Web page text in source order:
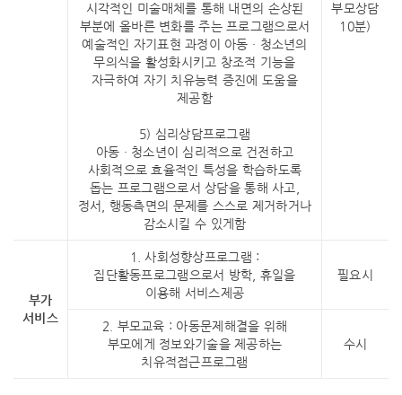
시각적인 미술매체를 통해 내면의 손상된
부분에 올바른 변화를 주는 프로그램으로서
예술적인 자기표현 과정이 아동 · 청소년의
무의식을 활성화시키고 창조적 기능을
자극하여 자기 치유능력 증진에 도움을
제공함
5) 심리상담프로그램
아동 · 청소년이 심리적으로 건전하고
사회적으로 효율적인 특성을 학습하도록
돕는 프로그램으로서 상담을 통해 사고,
정서, 행동측면의 문제를 스스로 제거하거나
감소시킬 수 있게함
부모상담
10분)
부가
서비스
1. 사회성향상프로그램 :
집단활동프로그램으로서 방학, 휴일을
이용해 서비스제공
필요시
2. 부모교육 : 아동문제해결을 위해
부모에게 정보와기술을 제공하는
치유적접근프로그램
수시